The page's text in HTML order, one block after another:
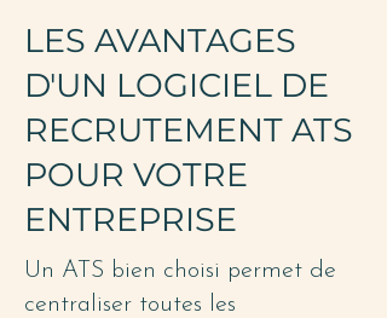
LES AVANTAGES
D'UN LOGICIEL DE
RECRUTEMENT ATS
POUR VOTRE
ENTREPRISE
Un ATS bien choisi permet de
centraliser toutes les